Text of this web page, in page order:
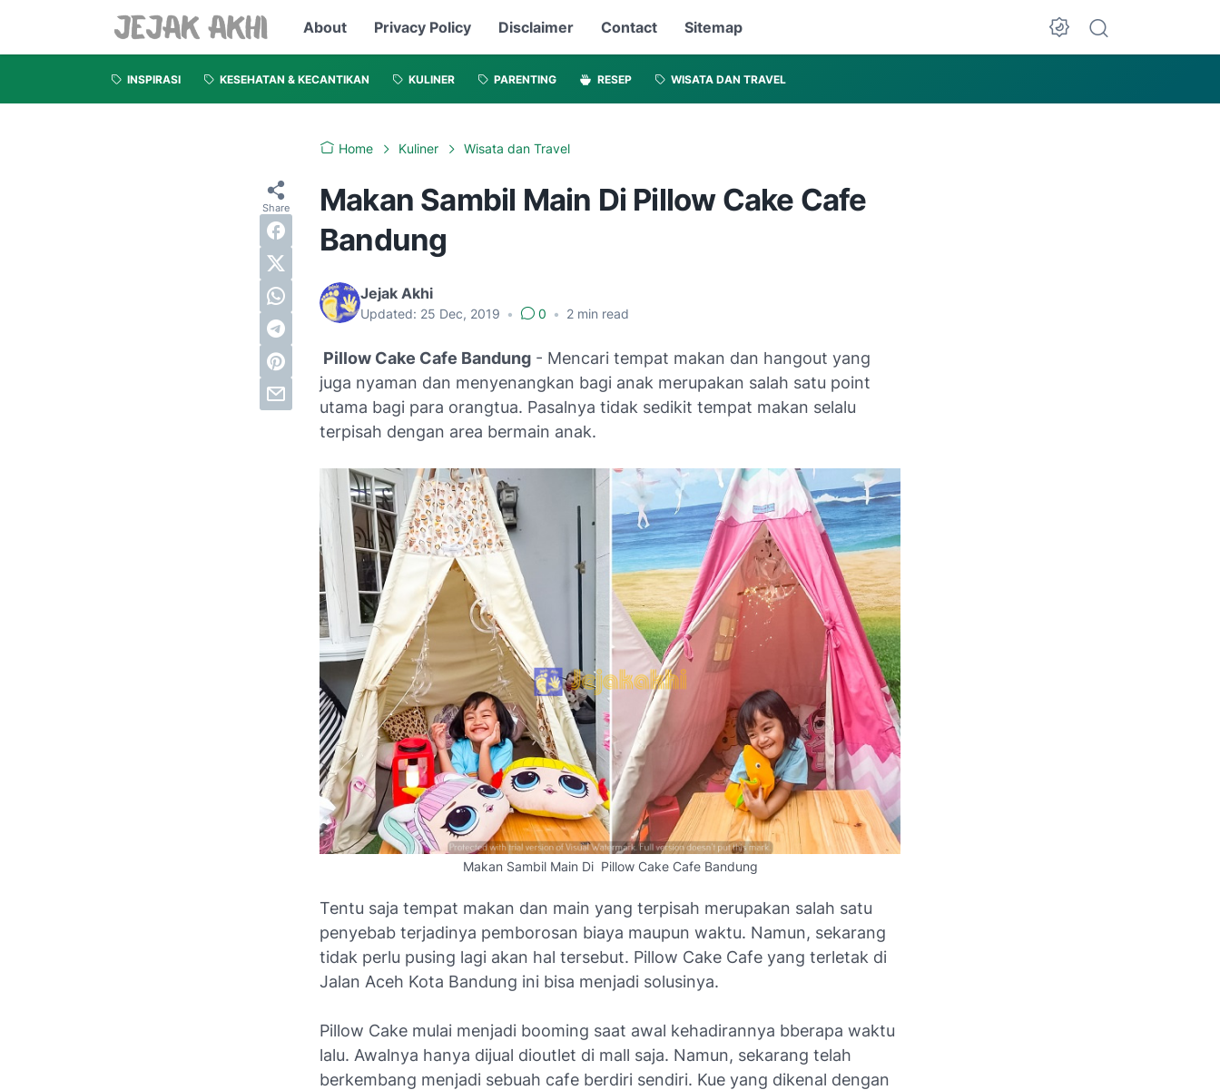
About Privacy Policy Disclaimer Contact Sitemap
INSPIRASI KESEHATAN & KECANTIKAN KULINER PARENTING RESEP WISATA DAN TRAVEL
Home Kuliner Wisata dan Travel
Makan Sambil Main Di Pillow Cake Cafe
Bandung
Jejak Akhi
Updated: 25 Dec, 2019 • 0 • 2 min read
Pillow Cake Cafe Bandung - Mencari tempat makan dan hangout yang
juga nyaman dan menyenangkan bagi anak merupakan salah satu point
utama bagi para orangtua. Pasalnya tidak sedikit tempat makan selalu
terpisah dengan area bermain anak.
Makan Sambil Main Di Pillow Cake Cafe Bandung
Tentu saja tempat makan dan main yang terpisah merupakan salah satu
penyebab terjadinya pemborosan biaya maupun waktu. Namun, sekarang
tidak perlu pusing lagi akan hal tersebut. Pillow Cake Cafe yang terletak di
Jalan Aceh Kota Bandung ini bisa menjadi solusinya.
Pillow Cake mulai menjadi booming saat awal kehadirannya bberapa waktu
lalu. Awalnya hanya dijual dioutlet di mall saja. Namun, sekarang telah
berkembang menjadi sebuah cafe berdiri sendiri. Kue yang dikenal dengan